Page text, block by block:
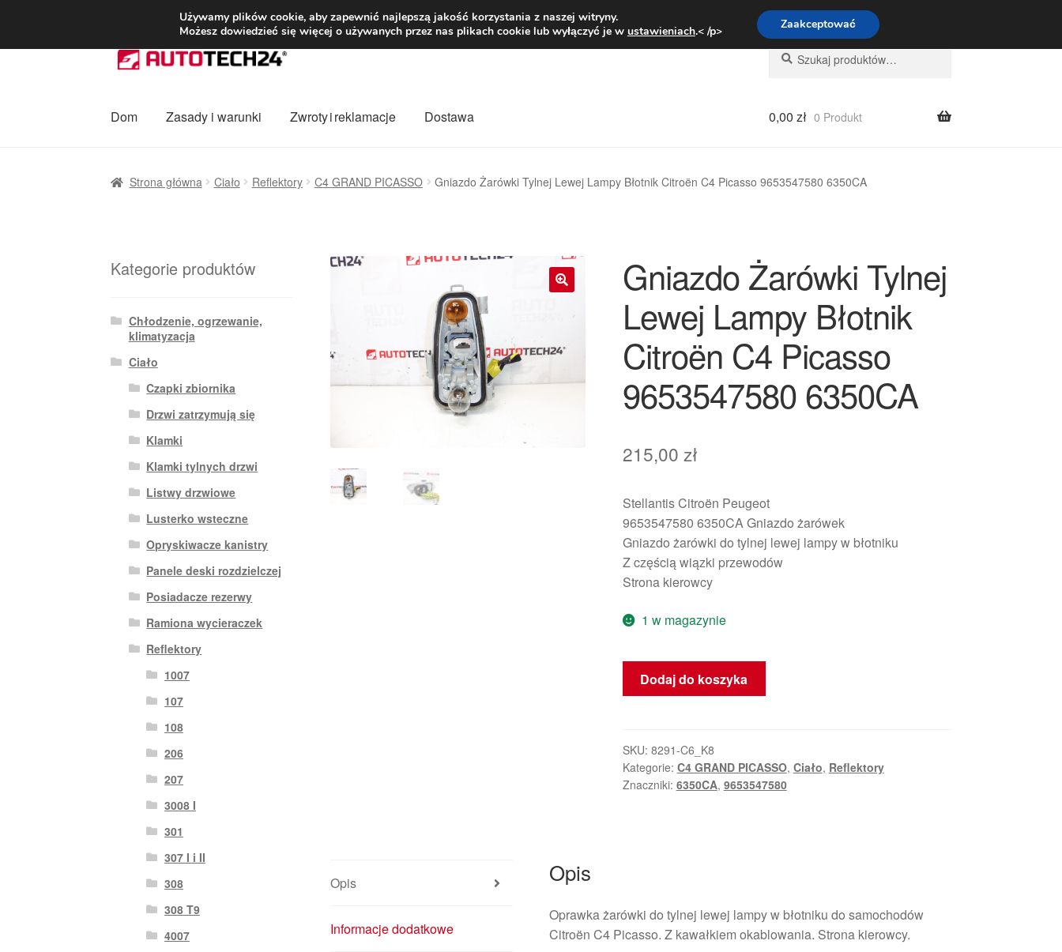
DOSTAWA od 31 zł Pn.-pt. 9:00-16:00800 003 167
Przejdź
do
Przejdź
do
Szukaj:
Szukaj
Dom Zasady i warunki Zwroty i reklamacje Dostawa 0,00 zł 0 Produkt
Strona główna Ciało Reflektory C4 GRAND PICASSO Gniazdo Żarówki Tylnej Lewej Lampy Błotnik Citroën C4 Picasso 9653547580 6350CA
Gniazdo Żarówki Tylnej
Lewej Lampy Błotnik
Citroën C4 Picasso
9653547580 6350CA
215,00 zł
Stellantis Citroën Peugeot
9653547580 6350CA Gniazdo żarówek
Gniazdo żarówki do tylnej lewej lampy w błotniku
Z częścią wiązki przewodów
Strona kierowcy
1 w magazynie
ilość
Gniazdo
Lewej
Lampy
Błotnik
Dodaj do koszyka
SKU: 8291-C6_K8
Kategorie: C4 GRAND PICASSO, Ciało, Reflektory
Znaczniki: 6350CA, 9653547580
Opis
Informacje dodatkowe
Opis
Oprawka żarówki do tylnej lewej lampy w błotniku do samochodów
Citroën C4 Picasso. Z kawałkiem okablowania. Strona kierowcy.
Kategorie produktów
Chłodzenie, ogrzewanie,
klimatyzacja
Ciało
Czapki zbiornika
Drzwi zatrzymują się
Klamki
Klamki tylnych drzwi
Listwy drzwiowe
Lusterko wsteczne
Opryskiwacze kanistry
Panele deski rozdzielczej
Posiadacze rezerwy
Ramiona wycieraczek
Reflektory
1007
107
108
206
207
3008 I
301
307 I i II
308
308 T9
4007
Używamy plików cookie, aby zapewnić najlepszą jakość korzystania z naszej witryny.
Możesz dowiedzieć się więcej o używanych przez nas plikach cookie lub wyłączyć je w ustawieniach.< /p> Zaakceptować